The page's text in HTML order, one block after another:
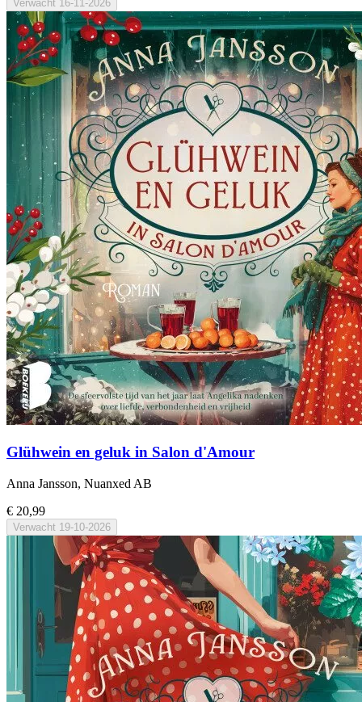
Verwacht 16-11-2026
Glühwein en geluk in Salon d'Amour
Anna Jansson, Nuanxed AB
€ 20,99
Verwacht 19-10-2026